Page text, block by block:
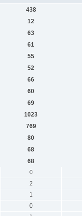
438
12
63
61
55
52
66
60
69
1023
769
80
68
68
0
2
1
0